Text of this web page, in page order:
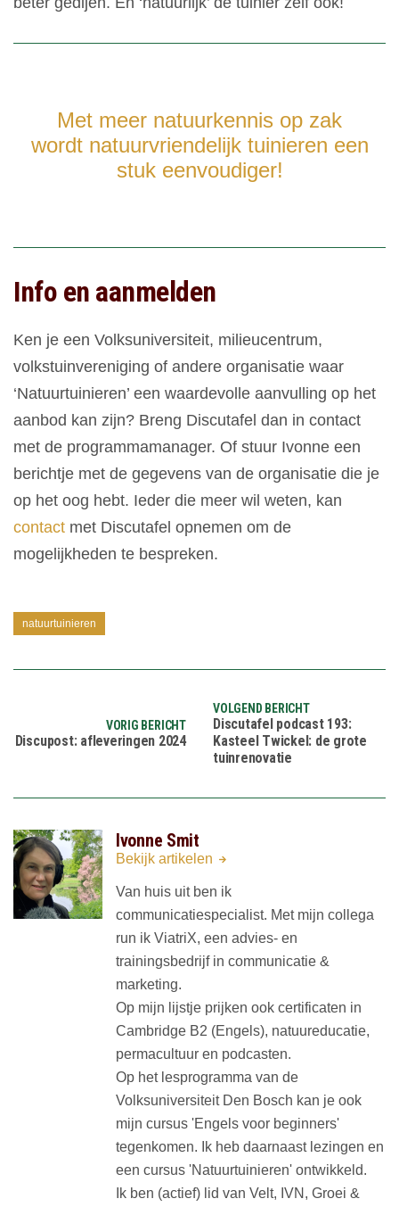
Met meer natuurkennis op zak
wordt natuurvriendelijk tuinieren een
stuk eenvoudiger!
Info en aanmelden
Ken je een Volksuniversiteit, milieucentrum,
volkstuinvereniging of andere organisatie waar
‘Natuurtuinieren’ een waardevolle aanvulling op het
aanbod kan zijn? Breng Discutafel dan in contact
met de programmamanager. Of stuur Ivonne een
berichtje met de gegevens van de organisatie die je
op het oog hebt. Ieder die meer wil weten, kan
contact met Discutafel opnemen om de
mogelijkheden te bespreken.
natuurtuinieren
VORIG BERICHT
Discupost: afleveringen 2024
VOLGEND BERICHT
Discutafel podcast 193:
Kasteel Twickel: de grote
tuinrenovatie
Ivonne Smit
Bekijk artikelen
Van huis uit ben ik
communicatiespecialist. Met mijn collega
run ik ViatriX, een advies- en
trainingsbedrijf in communicatie &
marketing.
Op mijn lijstje prijken ook certificaten in
Cambridge B2 (Engels), natuureducatie,
permacultuur en podcasten.
Op het lesprogramma van de
Volksuniversiteit Den Bosch kan je ook
mijn cursus 'Engels voor beginners'
tegenkomen. Ik heb daarnaast lezingen en
een cursus 'Natuurtuinieren' ontwikkeld.
Ik ben (actief) lid van Velt, IVN, Groei &